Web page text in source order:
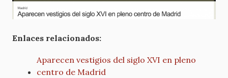
Enlaces relacionados:
Aparecen vestigios del siglo XVI en pleno
centro de Madrid